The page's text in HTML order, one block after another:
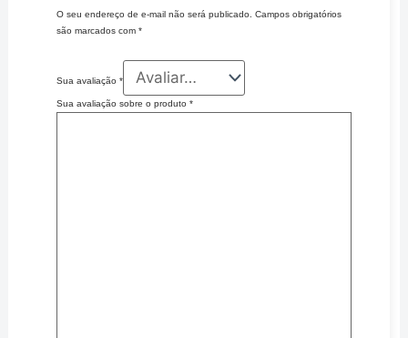
O seu endereço de e-mail não será publicado.
Campos obrigatórios
são marcados com *
Sua avaliação *
Sua avaliação sobre o produto *